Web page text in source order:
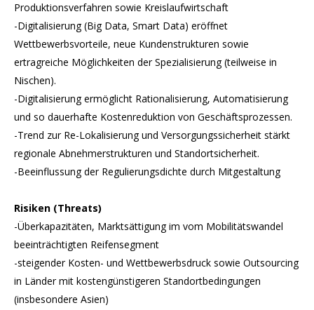
Produktionsverfahren sowie Kreislaufwirtschaft
-Digitalisierung (Big Data, Smart Data) eröffnet
Wettbewerbsvorteile, neue Kundenstrukturen sowie
ertragreiche Möglichkeiten der Spezialisierung (teilweise in
Nischen).
-Digitalisierung ermöglicht Rationalisierung, Automatisierung
und so dauerhafte Kostenreduktion von Geschäftsprozessen.
-Trend zur Re-Lokalisierung und Versorgungssicherheit stärkt
regionale Abnehmerstrukturen und Standortsicherheit.
-Beeinflussung der Regulierungsdichte durch Mitgestaltung
Risiken (Threats)
-Überkapazitäten, Marktsättigung im vom Mobilitätswandel
beeinträchtigten Reifensegment
-steigender Kosten- und Wettbewerbsdruck sowie Outsourcing
in Länder mit kostengünstigeren Standortbedingungen
(insbesondere Asien)